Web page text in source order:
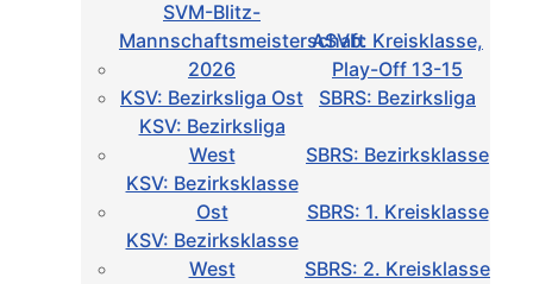
SVM-Blitz-
Mannschaftsmeisterschaft
2026
ASVb: Kreisklasse,
Play-Off 13-15
KSV: Bezirksliga Ost
SBRS: Bezirksliga
KSV: Bezirksliga
West
SBRS: Bezirksklasse
KSV: Bezirksklasse
Ost
SBRS: 1. Kreisklasse
KSV: Bezirksklasse
West
SBRS: 2. Kreisklasse